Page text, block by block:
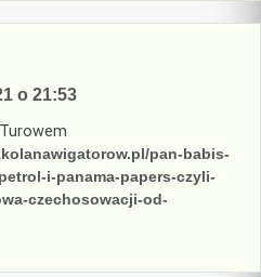
o 21:53
pan-babis-
i-panama-papers-czyli-
czechosowacji-od-